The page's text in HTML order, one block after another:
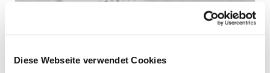
Diese Webseite verwendet Cookies